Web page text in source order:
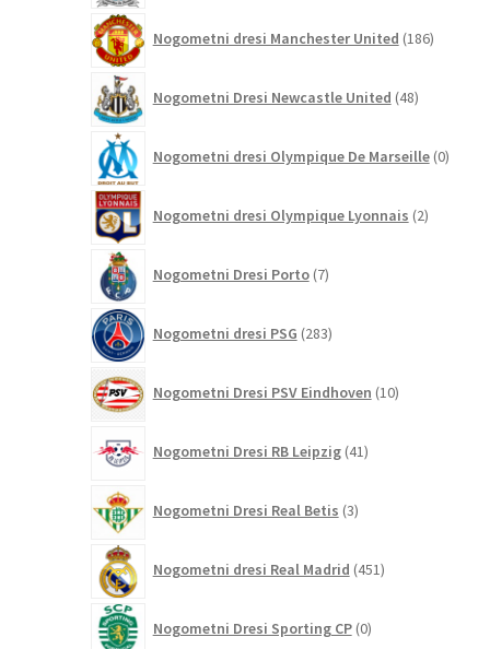
Nogometni dresi Manchester United 186izdelkov
Nogometni Dresi Newcastle United 48izdelkov
Nogometni dresi Olympique De Marseille 0
Nogometni dresi Olympique Lyonnais 2izdelka
Nogometni Dresi Porto 7izdelkov
Nogometni dresi PSG 283izdelkov
Nogometni Dresi PSV Eindhoven 10izdelkov
Nogometni Dresi RB Leipzig 41izdelkov
Nogometni Dresi Real Betis 3izdelki
Nogometni dresi Real Madrid 451izdelkov
Nogometni Dresi Sporting CP 0izdelkov